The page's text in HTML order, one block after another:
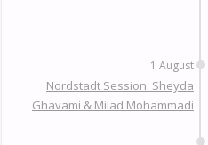
1 August
Nordstadt Session: Sheyda
Ghavami & Milad Mohammadi